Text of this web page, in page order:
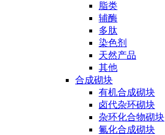
脂类
辅酶
多肽
染色剂
天然产品
其他
合成砌块
有机合成砌块
卤代杂环砌块
杂环化合物砌块
氟化合成砌块